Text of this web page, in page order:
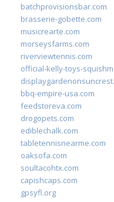
batchprovisionsbar.com
brasserie-gobette.com
musicrearte.com
morseysfarms.com
riverviewtennis.com
official-kelly-toys-
bbq-empire-usa.com
feedstoreva.com
drogopets.com
ediblechalk.com
tabletennisnearme.com
oaksofa.com
soultacohtx.com
capishcaps.com
gpsyfl.org